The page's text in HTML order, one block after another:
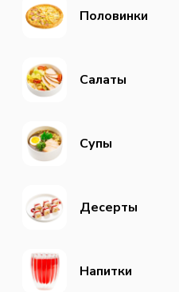
Половинки
Салаты
Супы
Десерты
Напитки